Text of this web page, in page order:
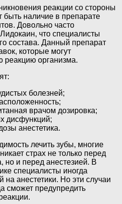
реакции со стороны
наличие в препарате
Довольно часто
что специалисты
состава. Данный препарат
которые могут
реакцию организма.
болезней;
врачом дозировка;
дисфункций;
анестетика.
лечить зубы, многие
страх не только перед
но и перед анестезией. В
специалисты иногда
на анестетики. Но эти случаи
сможет предупредить